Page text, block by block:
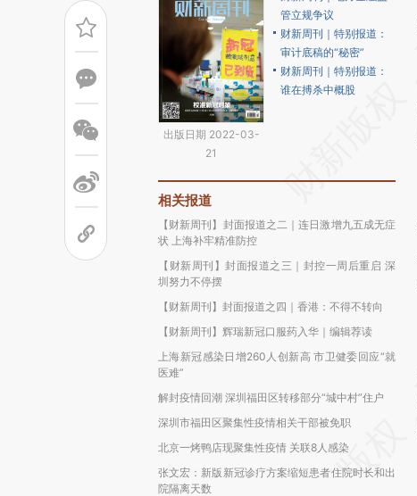
出版日期 2022-03-
21
管立规争议
财新周刊｜特别报道：
审计底稿的“秘密”
财新周刊｜特别报道：
谁在搏杀中概股
相关报道
【财新周刊】封面报道之二｜连日激增九五成无症
状 上海补牢精准防控
【财新周刊】封面报道之三｜封控一周后重启 深
圳努力不停摆
【财新周刊】封面报道之四｜香港：不得不转向
【财新周刊】辉瑞新冠口服药入华｜编辑荐读
上海新冠感染日增260人创新高 市卫健委回应“就
医难”
解封疫情回潮 深圳福田区转移部分“城中村”住户
深圳市福田区聚集性疫情相关干部被免职
北京一烤鸭店现聚集性疫情 关联8人感染
张文宏：新版新冠诊疗方案缩短患者住院时长和出
院隔离天数